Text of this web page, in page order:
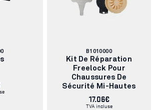
Numéro
d'article:
B1010000
Kit De Réparation
Freelock Pour
Chaussures De
Sécurité Mi-Hautes
17.06€
TVA incluse